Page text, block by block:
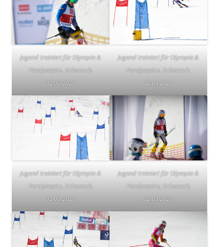
Jugend trainiert für Olympia &
Paralympics, Schonach,
02.03.2026
Jugend trainiert für Olympia &
Paralympics, Schonach,
02.03.2026
Jugend trainiert für Olympia &
Paralympics, Schonach,
02.03.2026
Jugend trainiert für Olympia &
Paralympics, Schonach,
02.03.2026